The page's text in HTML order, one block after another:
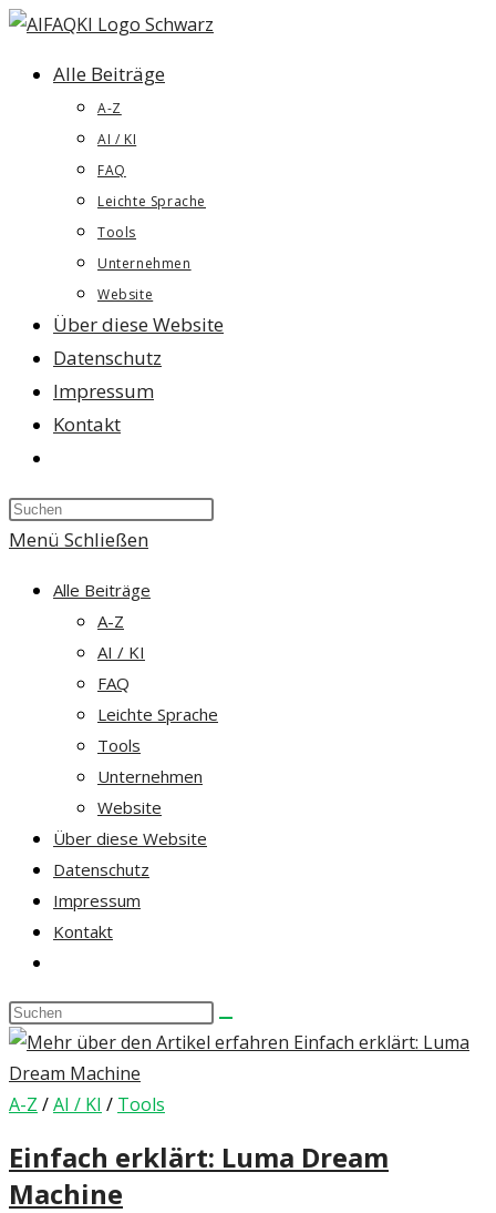
Zum
springenAlle Beiträge
A-Z
AI / KI
FAQ
Leichte Sprache
Tools
Unternehmen
Website
Über diese Website
Datenschutz
Impressum
Kontakt
umschalten
Press
Menü Schließen
Alle Beiträge
A-Z
AI / KI
FAQ
Leichte Sprache
Tools
Unternehmen
Website
Über diese Website
Datenschutz
Impressum
Kontakt
umschalten
Diese
Website
durchsuchen
A-Z /AI / KI / Tools
Einfach erklärt: Luma Dream
Machine